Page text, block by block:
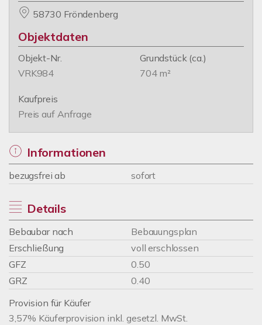
58730 Fröndenberg
Objektdaten
Objekt-Nr.
VRK984
Grundstück(ca.)
704 m²
Kaufpreis
Preis auf Anfrage
Informationen
bezugsfrei ab sofort
Details
Bebaubar nach
Bebauungsplan
Erschließung
voll erschlossen
GFZ
0.50
GRZ
0.40
Provision für Käufer
3,57% Käuferprovision inkl. gesetzl. MwSt.